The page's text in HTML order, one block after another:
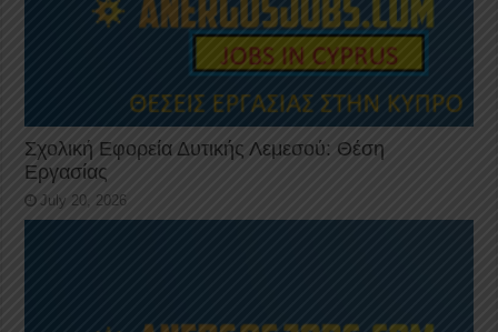
Σχολική Εφορεία Δυτικής Λεμεσού: Θέση
Εργασίας
July 20, 2026